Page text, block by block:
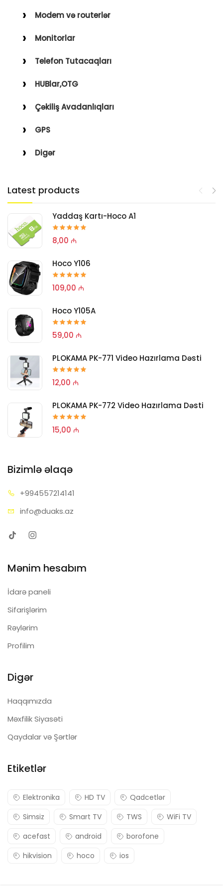
Modem və routerlər
Monitorlar
Telefon Tutacaqları
HUBlar,OTG
Çəkiliş Avadanlıqları
GPS
Digər
Latest products
Yaddaş Kartı-Hoco A1
8,00 ₼
Hoco Y106
109,00 ₼
Hoco Y105A
59,00 ₼
PLOKAMA PK-771 Video Hazırlama Dəsti
12,00 ₼
PLOKAMA PK-772 Video Hazırlama Dəsti
15,00 ₼
Bizimlə əlaqə
+994557214141
info@duaks.az
Mənim hesabım
İdarə paneli
Sifarişlərim
Rəylərim
Profilim
Digər
Haqqımızda
Məxfilik Siyasəti
Qaydalar və Şərtlər
Etiketlər
Elektronika HD TV
Qadcetlər
Simsiz
Smart TV TWS
WiFi TV
acefast
android
borofone
hikvision
hoco ios